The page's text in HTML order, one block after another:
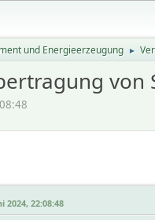
und Energieerzeugung ►
von
2024, 22:08:48